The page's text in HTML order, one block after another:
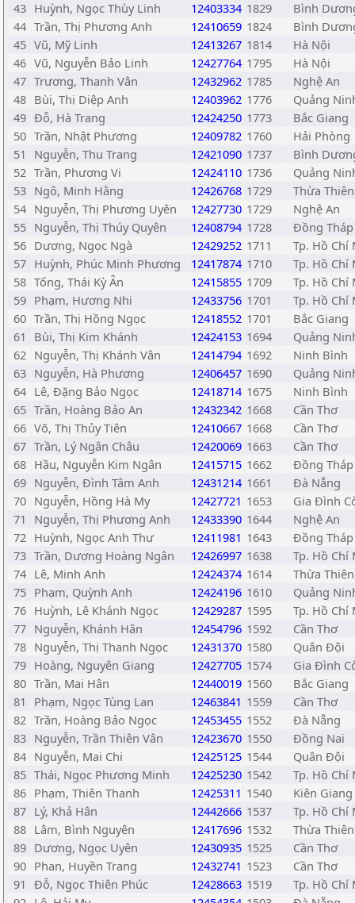
43 Huỳnh, Ngọc Thùy Linh 12403334 1829
Bình
44 Trần, Thị Phương Anh 12410659 1824
Bình
45 Vũ, Mỹ Linh 12413267 1814
Hà Nội
46 Vũ, Nguyễn Bảo Linh 12427764 1795
Hà Nội
47 Trương, Thanh Vân 12432962 1785
Nghệ An
48 Bùi, Thị Diệp Anh 12403962 1776
Quảng
49 Đỗ, Hà Trang 12424250 1773
Bắc Giang
50 Trần, Nhật Phương 12409782 1760
Hải Phòng
51
Nguyễn, Thu Trang 12421090 1737
Bình
52 Trần, Phương Vi 12424110 1736
Quảng
53 Ngô, Minh Hằng 12426768 1729
Thừa
54 Nguyễn, Thị Phương Uyên 12427730 1729
Nghệ An
55 Nguyễn, Thị Thúy Quyên 12408794 1728
Đồng Tháp
56 Dương, Ngọc Ngà 12429252 1711
Tp. Hồ Chí
57 Huỳnh, Phúc Minh Phương 12417874 1710
Tp. Hồ Chí
58 Tống, Thái Kỳ Ân 12415855 1709
Tp. Hồ Chí
59 Phạm, Hương Nhi 12433756 1701
Tp. Hồ Chí
60 Trần, Thị Hồng Ngọc 12418552 1701
Bắc Giang
61
Bùi, Thị Kim Khánh 12424153 1694
Quảng
62 Nguyễn, Thị Khánh Vân 12414794 1692
Ninh Bình
63 Nguyễn, Hà Phương 12406457 1690
Quảng
64 Lê, Đặng Bảo Ngọc 12418714 1675
Ninh Bình
65 Trần, Hoàng Bảo An 12432342 1668
Cần Thơ
66 Võ, Thị Thủy Tiên 12410667 1668
Cần Thơ
67 Trần, Lý Ngân Châu 12420069 1663
Cần Thơ
68 Hầu, Nguyễn Kim Ngân 12415715 1662
Đồng Tháp
69 Nguyễn, Đình Tâm Anh 12431214 1661
Đà Nẵng
70 Nguyễn, Hồng Hà My 12427721 1653
Gia Đình
71
Nguyễn, Thị Phương Anh 12433390 1644
Nghệ An
72 Huỳnh, Ngọc Anh Thư 12411981 1643
Đồng Tháp
73 Trần, Dương Hoàng Ngân 12426997 1638
Tp. Hồ Chí
74 Lê, Minh Anh 12424374 1614
Thừa
75 Phạm, Quỳnh Anh 12424196 1610
Quảng
76 Huỳnh, Lê Khánh Ngọc 12429287 1595
Tp. Hồ Chí
77 Nguyễn, Khánh Hân 12454796 1592
Cần Thơ
78 Nguyễn, Thị Thanh Ngọc 12431370 1580
Quân Đội
79 Hoàng, Nguyên Giang 12427705 1574
Gia Đình
80 Trần, Mai Hân 12440019 1560
Bắc Giang
81
Phạm, Ngọc Tùng Lan 12463841 1559
Cần Thơ
82 Trần, Hoàng Bảo Ngọc 12453455 1552
Đà Nẵng
83 Nguyễn, Trần Thiên Vân 12423670 1550
Đồng Nai
84 Nguyễn, Mai Chi 12425125 1544
Quân Đội
85 Thái, Ngọc Phương Minh 12425230 1542
Tp. Hồ Chí
86 Phạm, Thiên Thanh 12425311 1540
Kiên Giang
87 Lý, Khả Hân 12442666 1537
Tp. Hồ Chí
88 Lâm, Bình Nguyên 12417696 1532
Thừa
89 Dương, Ngọc Uyên 12430935 1525
Cần Thơ
90 Phan, Huyền Trang 12432741 1523
Cần Thơ
91 Đỗ, Ngọc Thiên Phúc 12428663 1519
Tp. Hồ Chí